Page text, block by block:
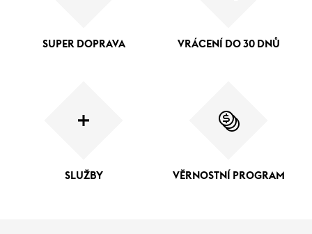
SUPER DOPRAVA VRÁCENÍ DO 30 DNŮ
SLUŽBY VĚRNOSTNÍ PROGRAM